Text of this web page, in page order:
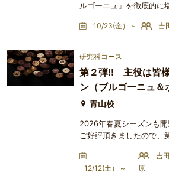
ルゴーニュ」を徹底的に
な知識もレクチャーして
ください。後半に供出す
者の素晴らしいワインば
す。フランスのワイン産
階層が細かく分かれ、様
あり、そして、一枚の畑
10/23(金） ~ 吉
研究科コース
第２弾!! 主役は皆
ン（ブルゴーニュ＆
フォルニアワイン～
青山校
2026年春夏シーズンも
ご好評頂きましたので、
で、アゲインの方も大歓
アワインが隆起するきっ
12/12(土） ~
吉
原